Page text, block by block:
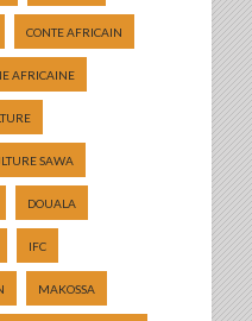
CONTE AFRICAIN
AFRICAINE
SAWA
DOUALA
IFC
MAKOSSA